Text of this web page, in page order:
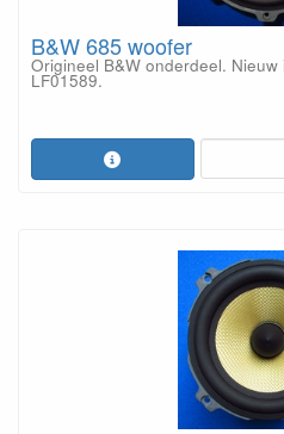
B&W 685 woofer
Origineel B&W onderdeel.
LF01589.